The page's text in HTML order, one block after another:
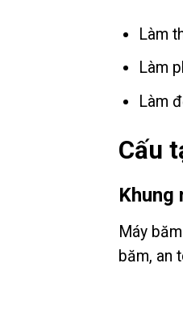
Làm
Làm
Làm
Cấu
Khung
Máy
băm, an